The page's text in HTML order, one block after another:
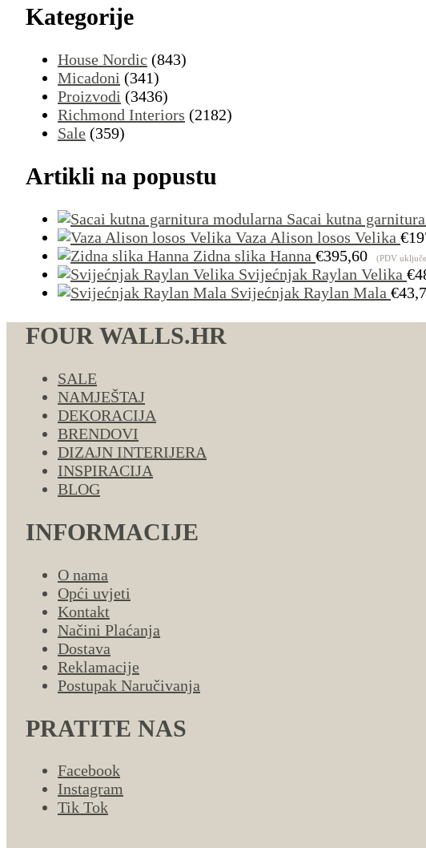
Kategorije
House Nordic (843)
Micadoni (341)
Proizvodi (3436)
Richmond Interiors (2182)
Sale (359)
Artikli na popustu
Sacai kutna
Vaza Alison losos Velika €
Zidna slika Hanna €395,60 (PDV
Svijećnjak Raylan Velika €
Svijećnjak Raylan Mala €
FOUR WALLS.HR
SALE
NAMJEŠTAJ
DEKORACIJA
BRENDOVI
DIZAJN INTERIJERA
INSPIRACIJA
BLOG
INFORMACIJE
O nama
Opći uvjeti
Kontakt
Načini Plaćanja
Dostava
Reklamacije
Postupak Naručivanja
PRATITE NAS
Facebook
Instagram
Tik Tok